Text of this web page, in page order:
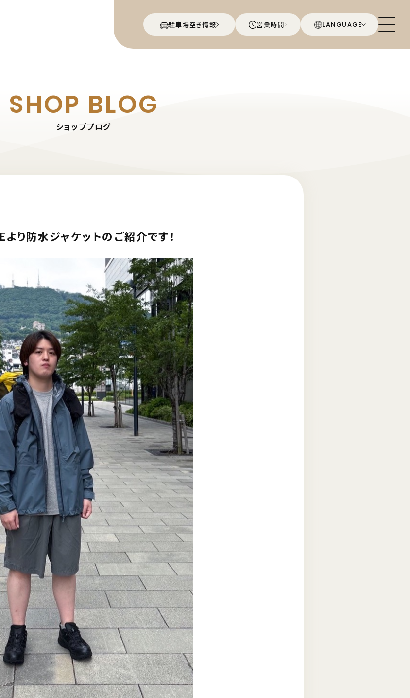
駐車場空き情報 営業時間 LANGUAGE
SHOP BLOG
ショップブログ
り防水ジャケットのご紹介です！